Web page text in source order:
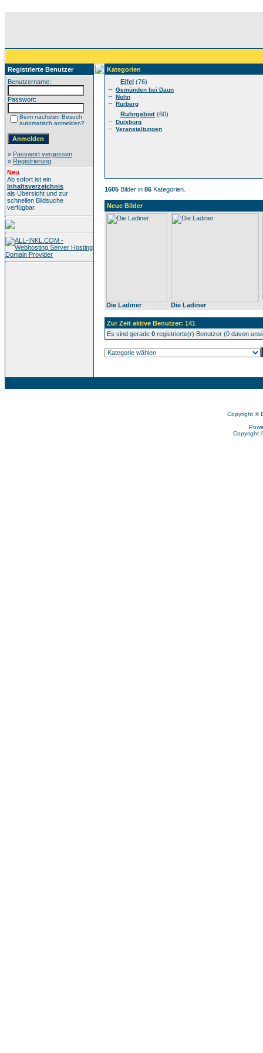
Registrierte Benutzer
Benutzername:
Passwort:
Beim nächsten Besuch
automatisch anmelden?
» Passwort vergessen
» Registrierung
Neu
Ab sofort ist ein
Inhaltsverzeichnis
als Übersicht und zur
schnellen Bildsuche
verfügbar.
Kategorien
Eifel (76)
– Gemünden bei Daun
– Nohn
– Rurberg
Ruhrgebiet (60)
– Duisburg
– Veranstaltungen
1605 Bilder in 86 Kategorien.
Neue Bilder
Die Ladiner Die Ladiner
Zur Zeit aktive Benutzer: 141
Es sind gerade 0 registrierte(r) Benutzer (0 davon
Copyright ©
Copyright